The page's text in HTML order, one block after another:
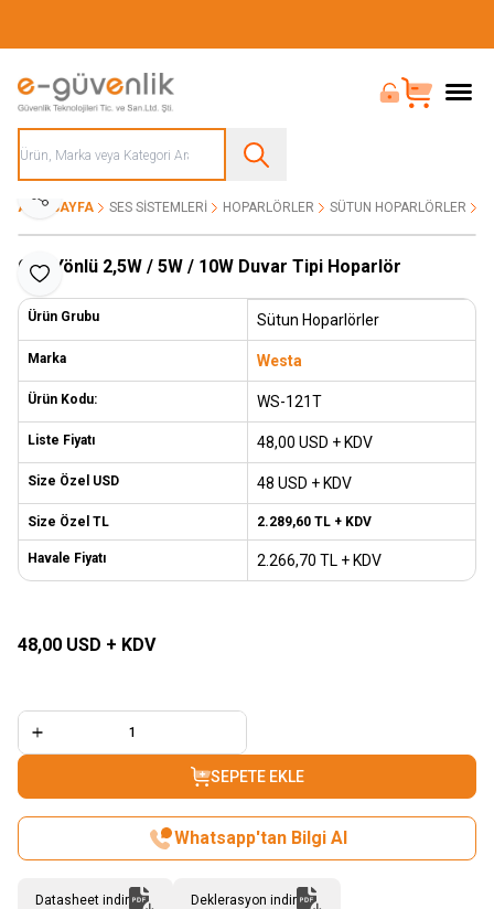
Bayi Girişi
Sepet
ANA SAYFA SES SISTEMLERI HOPARLÖRLER SÜTUN HOPARLÖRLER
Favoriye Ekle
Paylaş
Çift Yönlü 2,5W / 5W / 10W Duvar Tipi Hoparlör
Ürün Grubu Sütun Hoparlörler
Marka Westa
Ürün Kodu: WS-121T
Liste Fiyatı 48,00 USD + KDV
Size Özel USD 48 USD + KDV
Size Özel TL 2.289,60 TL + KDV
Havale Fiyatı 2.266,70 TL + KDV
48,00 USD + KDV
SEPETE EKLE
Whatsapp'tan Bilgi Al
Datasheet indir Deklerasyon indir